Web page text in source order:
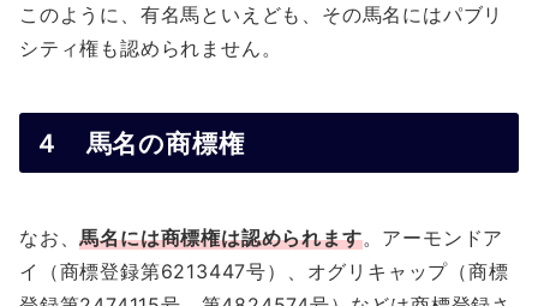
このように、有名馬といえども、その馬名にはパブリ
シティ権も認められません。
４ 馬名の商標権
なお、馬名には商標権は認められます。アーモンドア
イ（商標登録第6213447号）、オグリキャップ（商標